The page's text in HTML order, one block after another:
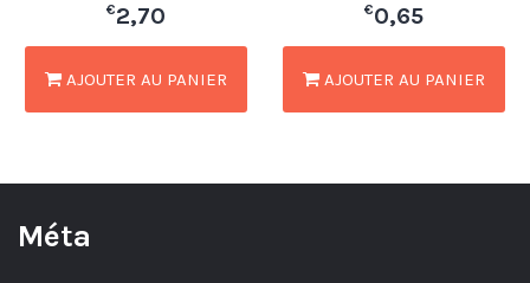
€2,70
AJOUTER AU PANIER
€0,65
AJOUTER AU PANIER
Méta